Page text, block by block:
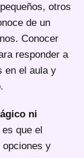
otros
de un
Conocer
responder a
en el aula y
ni
que el
opciones y